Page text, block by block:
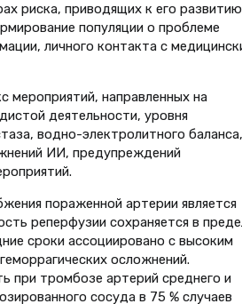
риска, приводящих к его
популяции о проблеме
личного контакта с
мероприятий, направленных на
деятельности, уровня
водно-электролитного баланса,
ИИ, предупреждений
пораженной артерии является
реперфузии сохраняется в
сроки ассоциировано с высоким
осложнений.
при тромбозе артерий среднего и
сосуда в 75 % случаев